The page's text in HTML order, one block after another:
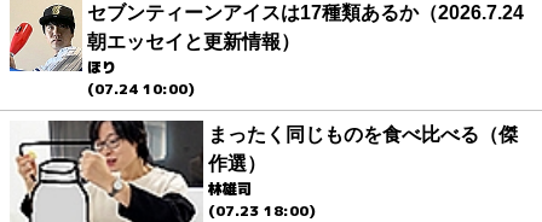
セブンティーンアイスは17種類あるか（2026.7.24
朝エッセイと更新情報）
ほり
(07.24 10:00)
まったく同じものを食べ比べる（傑
作選）
林雄司
(07.23 18:00)